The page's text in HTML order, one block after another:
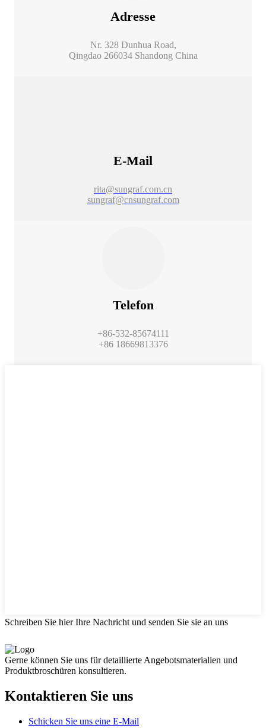
Adresse
Nr. 328 Dunhua Road,
Qingdao 266034 Shandong China
E-Mail
rita@sungraf.com.cn
sungraf@cnsungraf.com
Telefon
+86-532-85674111
+86 18669813376
Schreiben Sie hier Ihre Nachricht und senden Sie sie an uns
Gerne können Sie uns für detaillierte Angebotsmaterialien und
Produktbroschüren konsultieren.
Kontaktieren Sie uns
Schicken Sie uns eine E-Mail